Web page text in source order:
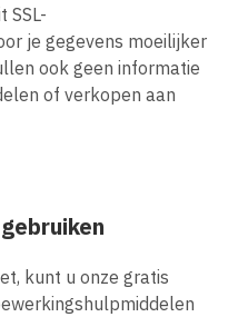
SSL-
je gegevens moeilijker
ook geen informatie
of verkopen aan
kunt u onze gratis